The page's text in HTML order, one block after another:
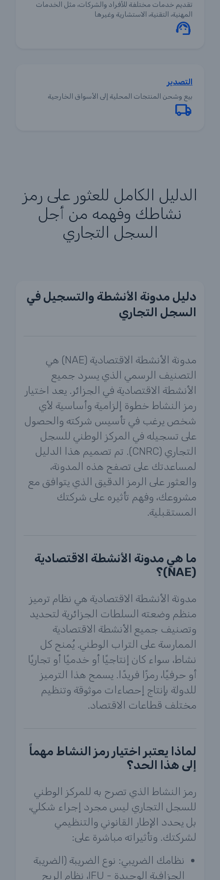
تقديم خدمات مختلفة للأفراد والشركات، مثل الخدمات
المهنية، التقنية، الاستشارية وغيرها
التصدير
بيع وشحن المنتجات المحلية إلى الأسواق الخارجية
الدليل الكامل للعثور على رمز
نشاطك وفهمه من أجل
السجل التجاري
دليل مدونة الأنشطة والتسجيل في
السجل التجاري
مدونة الأنشطة الاقتصادية (NAE) هي
التصنيف الرسمي الذي يسرد جميع
الأنشطة الاقتصادية في الجزائر. يعد اختيار
رمز النشاط خطوة إلزامية وأساسية لأي
شخص يرغب في تأسيس شركته والحصول
على تسجيله في المركز الوطني للسجل
التجاري (CNRC). تم تصميم هذا الدليل
لمساعدتك على تصفح هذه المدونة،
والعثور على الرمز الدقيق الذي يتوافق مع
مشروعك، وفهم تأثيره على شركتك
المستقبلية.
ما هي مدونة الأنشطة الاقتصادية
(NAE)؟
مدونة الأنشطة الاقتصادية هي نظام ترميز
منظم وضعته السلطات الجزائرية لتحديد
وتصنيف جميع الأنشطة الاقتصادية
الممارسة على التراب الوطني. يُمنح كل
نشاط، سواء كان إنتاجيًا أو خدميًا أو تجاريًا
أو حرفيًا، رمزًا فريدًا. يسمح هذا الترميز
للدولة بإنتاج إحصاءات موثوقة وتنظيم
مختلف قطاعات الاقتصاد.
لماذا يعتبر اختيار رمز النشاط مهماً
إلى هذا الحد؟
رمز النشاط الذي تصرح به للمركز الوطني
للسجل التجاري ليس مجرد إجراء شكلي،
بل يحدد الإطار القانوني والتنظيمي
لشركتك. وتأثيراته مباشرة على:
نظامك الضريبي: نوع الضريبة (الضريبة
الجزافية الوحيدة - IFU، نظام الربح